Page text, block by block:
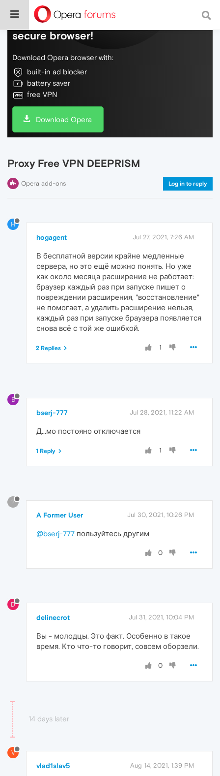
Do more on the web, with a fast and
secure browser!
Download Opera browser with:
built-in ad blocker
battery saver
free VPN
Download Opera
Proxy Free VPN DEEPRISM
Opera add-ons Log in to reply
H
hogagent Jul 27, 2021, 7:26 AM
В бесплатной версии крайне медленные
сервера, но это ещё можно понять. Но уже
как около месяца расширение не работает:
браузер каждый раз при запуске пишет о
повреждении расширения, "восстановление"
не помогает, а удалить расширение нельзя,
каждый раз при запуске браузера появляется
снова всё с той же ошибкой.
1
2 Replies
B
bserj-777 Jul 28, 2021, 11:22 AM
Д...мо постояно отключается
1
1 Reply
?
A Former User Jul 30, 2021, 10:26 PM
@bserj-777 пользуйтесь другим
0
D
delinecrot Jul 31, 2021, 10:04 PM
Вы - молодцы. Это факт. Особенно в такое
время. Кто что-то говорит, совсем оборзели.
0
14 days later
V
vlad1slav5 Aug 14, 2021, 1:39 PM